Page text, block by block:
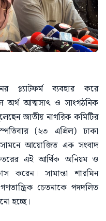
প্ল্যাটফর্ম ব্যবহার করে
অর্থ আত্মসাৎ ও সাংগঠনিক
জাতীয় নাগরিক কমিটির
(২৩ এপ্রিল) ঢাকা
সামনে আয়োজিত এক সংবাদ
এই আর্থিক অনিয়ম ও
করেন। সামান্তা শারমিন
চেতনাকে পদদলিত
হচ্ছে।